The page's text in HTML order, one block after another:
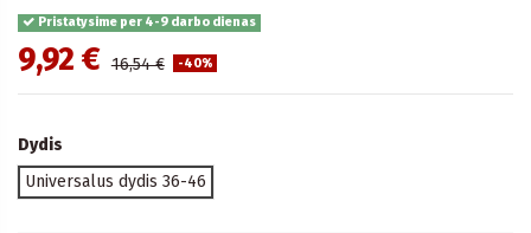
Pristatysime per 4-9 darbo dienas
9,92 € 16,54 € -40%
Dydis
Universalus dydis 36-46